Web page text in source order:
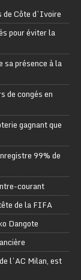
Côte d’Ivoire
pour éviter la
sa présence à la
de congés en
gagnant que
99% de
courant
de la FIFA
Dangote
l’AC Milan, est